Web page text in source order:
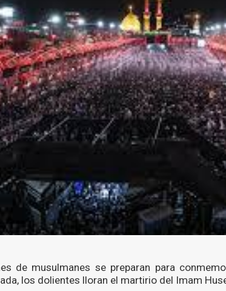
de musulmanes se preparan para
los dolientes lloran el martirio del Imam